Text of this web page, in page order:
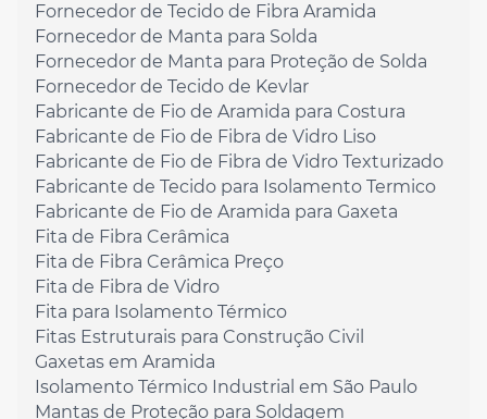
Fornecedor de Tecido de Fibra Aramida
Fornecedor de Manta para Solda
Fornecedor de Manta para Proteção de Solda
Fornecedor de Tecido de Kevlar
Fabricante de Fio de Aramida para Costura
Fabricante de Fio de Fibra de Vidro Liso
Fabricante de Fio de Fibra de Vidro Texturizado
Fabricante de Tecido para Isolamento Termico
Fabricante de Fio de Aramida para Gaxeta
Fita de Fibra Cerâmica
Fita de Fibra Cerâmica Preço
Fita de Fibra de Vidro
Fita para Isolamento Térmico
Fitas Estruturais para Construção Civil
Gaxetas em Aramida
Isolamento Térmico Industrial em São Paulo
Mantas de Proteção para Soldagem